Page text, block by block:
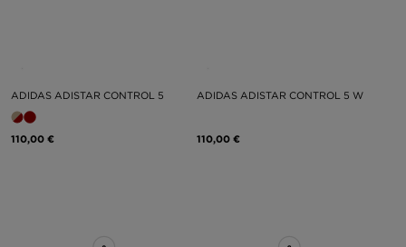
ADIDAS ADISTAR CONTROL 5
110,00 €
ADIDAS ADISTAR CONTROL 5 W
110,00 €